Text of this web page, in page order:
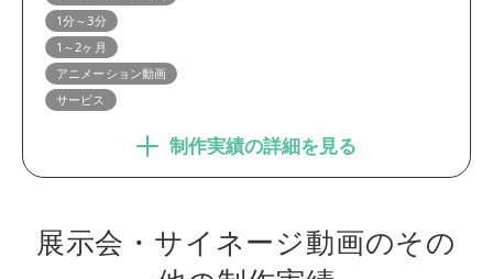
1分～3分
1～2ヶ月
アニメーション動画
サービス
制作実績の詳細を見る
展示会・サイネージ動画のその